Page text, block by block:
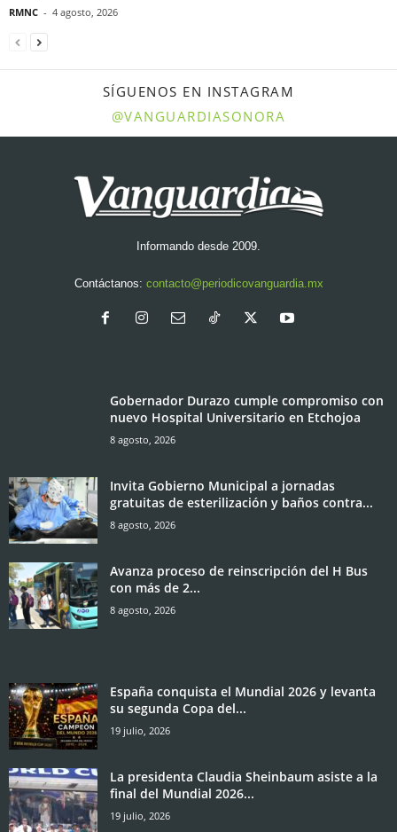
RMNC - 4 agosto, 2026
SÍGUENOS EN INSTAGRAM
@VANGUARDIASONORA
Informando desde 2009.
Contáctanos: contacto@periodicovanguardia.mx
Gobernador Durazo cumple compromiso con
nuevo Hospital Universitario en Etchojoa
8 agosto, 2026
Invita Gobierno Municipal a jornadas
gratuitas de esterilización y baños contra...
8 agosto, 2026
Avanza proceso de reinscripción del H Bus
con más de 2...
8 agosto, 2026
España conquista el Mundial 2026 y levanta
su segunda Copa del...
19 julio, 2026
La presidenta Claudia Sheinbaum asiste a la
final del Mundial 2026...
19 julio, 2026